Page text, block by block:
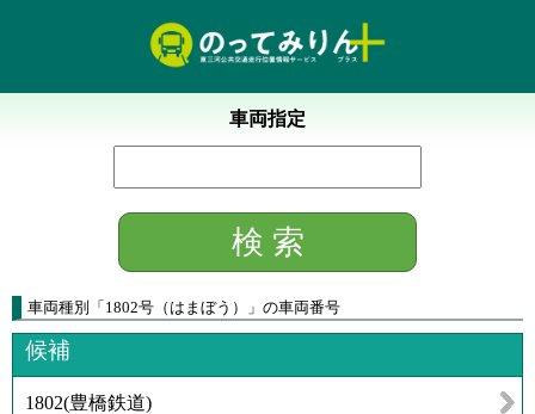
車両指定
車両種別 「 1802号（はまぼう） 」 の車両番号
候補
1802(豊橋鉄道)